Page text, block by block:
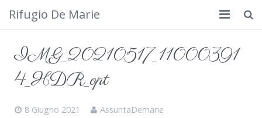
Rifugio De Marie
Dove siamo
IMG_20210517_11000391
4_HDR_opt
8 Giugno 2021 AssuntaDemarie